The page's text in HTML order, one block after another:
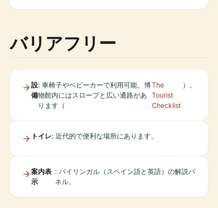
バリアフリー
設
備
: 車椅子やベビーカーで利用可能。博
物館内にはスロープと広い通路があ
ります（
The
Tourist
Checklist
）。
トイレ: 近代的で便利な場所にあります。
案内表
示
: バイリンガル（スペイン語と英語）の解説パ
ネル。